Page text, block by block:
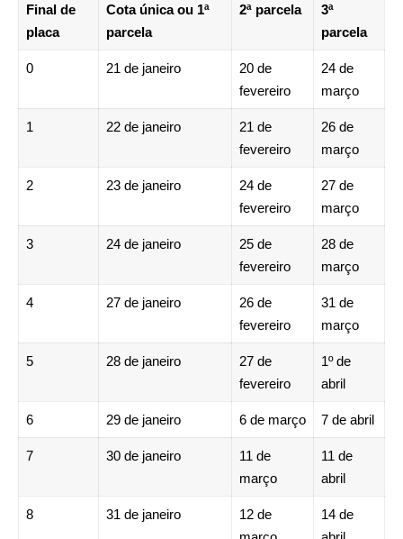
Final de
placa
Cota única ou 1ª
parcela
2ª parcela
3ª
parcela
0 21 de janeiro
20 de
fevereiro
24 de
março
1 22 de janeiro
21 de
fevereiro
26 de
março
2 23 de janeiro
24 de
fevereiro
27 de
março
3 24 de janeiro
25 de
fevereiro
28 de
março
4 27 de janeiro
26 de
fevereiro
31 de
março
5 28 de janeiro
27 de
fevereiro
1º de
abril
6 29 de janeiro 6 de março 7 de abril
7 30 de janeiro
11 de
março
11 de
abril
8 31 de janeiro
12 de
14 de